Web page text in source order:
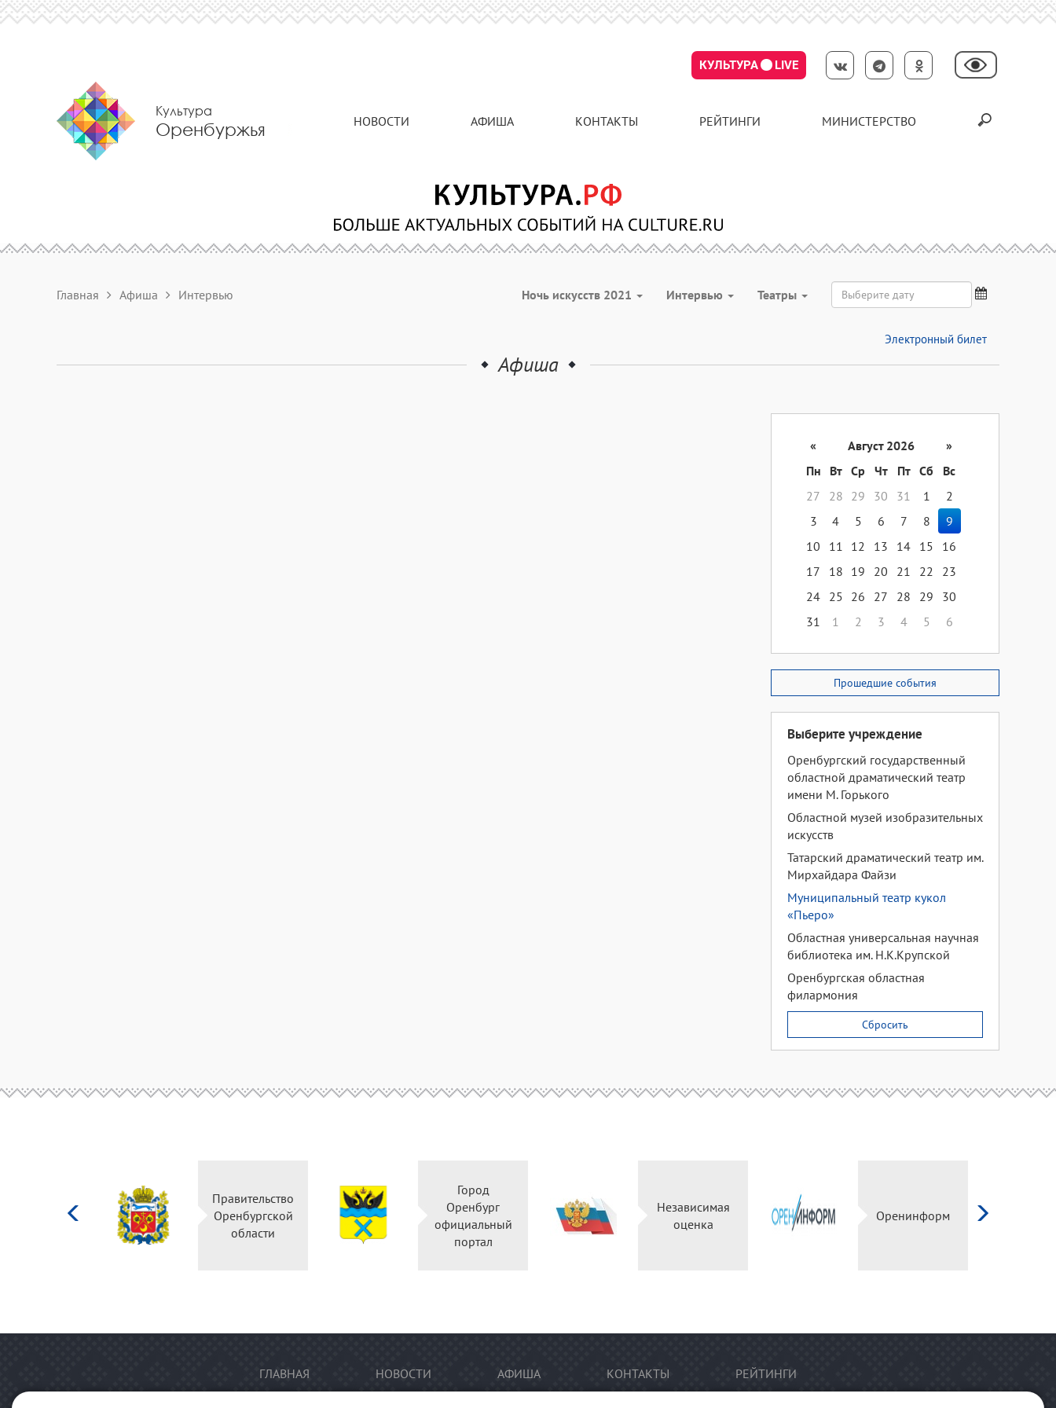
КУЛЬТУРА LIVE
Культура
Оренбуржья НОВОСТИ АФИША КОНТАКТЫ РЕЙТИНГИ МИНИСТЕРСТВО
Главная Афиша Интервью Ночь искусств 2021 Интервью Театры
Электронный билет
Афиша
« Август 2026
»
Пн
Вт Ср Чт Пт Сб
Вс
27
28 29 30 31 1
2
3
4 5 6 7 8
9
10
11 12 13 14 15
16
17
18 19 20 21 22
23
24 25 26 27 28 29
30
31
1 2 3 4 5 6
Прошедшие события
Выберите учреждение
Оренбургский государственный
областной драматический театр
имени М. Горького
Областной музей изобразительных
искусств
Татарский драматический театр им.
Мирхайдара Файзи
Муниципальный театр кукол
«Пьеро»
Областная универсальная научная
библиотека им. Н.К.Крупской
Оренбургская областная
филармония
Сбросить
Правительство
Оренбургской
области
Город
Оренбург
официальный
портал
Независимая
оценка
Оренинформ
ГЛАВНАЯ НОВОСТИ АФИША КОНТАКТЫ РЕЙТИНГИ